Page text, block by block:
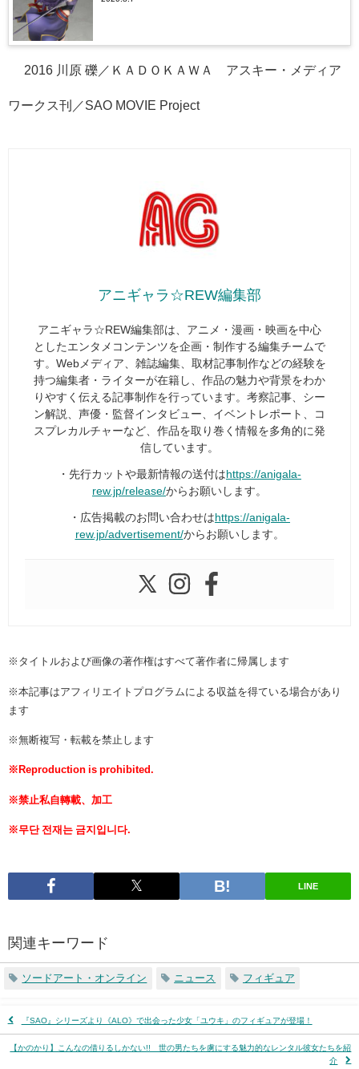
© 2016 川原 礫／ＫＡＤＯＫＡＷＡ アスキー・メディア
ワークス刊／SAO MOVIE Project
アニギャラ☆REW編集部
アニギャラ☆REW編集部は、アニメ・漫画・映画を中心
としたエンタメコンテンツを企画・制作する編集チームで
す。Webメディア、雑誌編集、取材記事制作などの経験を
持つ編集者・ライターが在籍し、作品の魅力や背景をわか
りやすく伝える記事制作を行っています。考察記事、シー
ン解説、声優・監督インタビュー、イベントレポート、コ
スプレカルチャーなど、作品を取り巻く情報を多角的に発
信しています。
・先行カットや最新情報の送付は https://anigala-
rew.jp/release/からお願いします。
・広告掲載のお問い合わせは https://anigala-
rew.jp/advertisement/からお願いします。
※タイトルおよび画像の著作権はすべて著作者に帰属します
※本記事はアフィリエイトプログラムによる収益を得ている場合があり
ます
※無断複写・転載を禁止します
※Reproduction is prohibited.
※禁止私自轉載、加工
※무단 전재는 금지입니다.
LINE
関連キーワード
ソードアート・オンライン ニュース フィギュア
『SAO』シリーズより《ALO》で出会った少女「ユウキ」のフィギュアが登場！
【かのかり】こんなの借りるしかない!! 世の男たちを虜にする魅力的なレンタル彼女たちを紹
介